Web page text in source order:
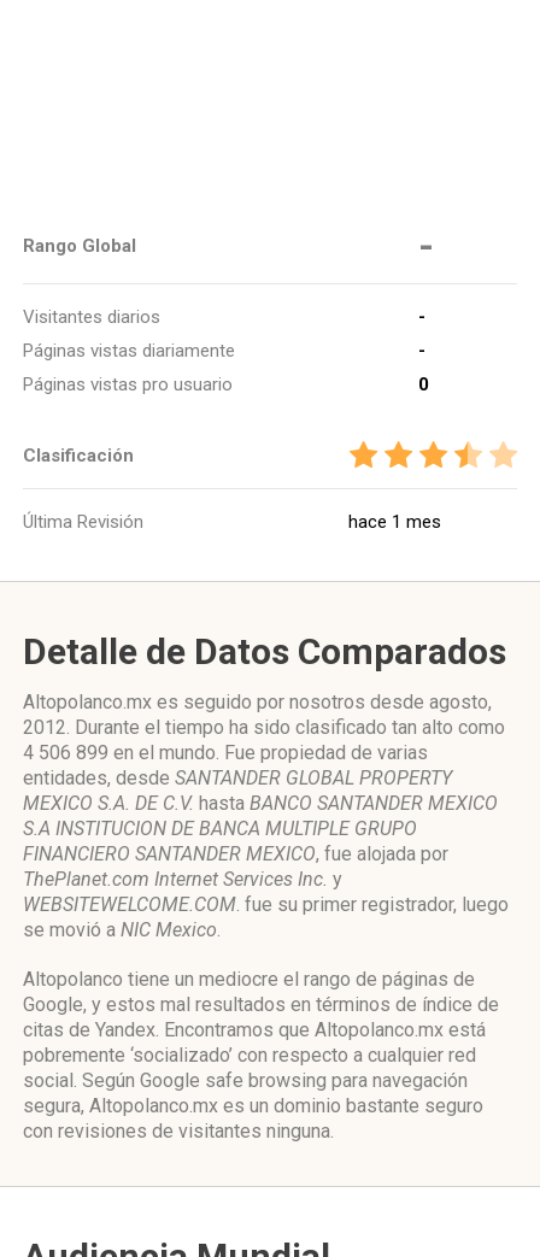
Rango Global -
Visitantes diarios
-
Páginas vistas diariamente
-
Páginas vistas pro usuario
0
Clasificación
Última Revisión hace 1 mes
Detalle de Datos Comparados
Altopolanco.mx es seguido por nosotros desde agosto,
2012. Durante el tiempo ha sido clasificado tan alto como
4 506 899 en el mundo. Fue propiedad de varias
entidades, desde SANTANDER GLOBAL PROPERTY
MEXICO S.A. DE C.V. hasta BANCO SANTANDER MEXICO
S.A INSTITUCION DE BANCA MULTIPLE GRUPO
FINANCIERO SANTANDER MEXICO, fue alojada por
ThePlanet.com Internet Services Inc. y
WEBSITEWELCOME.COM. fue su primer registrador, luego
se movió a NIC Mexico.
Altopolanco tiene un mediocre el rango de páginas de
Google, y estos mal resultados en términos de índice de
citas de Yandex. Encontramos que Altopolanco.mx está
pobremente ‘socializado’ con respecto a cualquier red
social. Según Google safe browsing para navegación
segura, Altopolanco.mx es un dominio bastante seguro
con revisiones de visitantes ninguna.